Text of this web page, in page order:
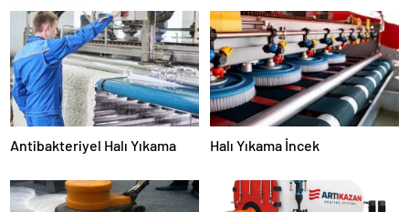
Antibakteriyel Halı Yıkama Halı Yıkama İncek